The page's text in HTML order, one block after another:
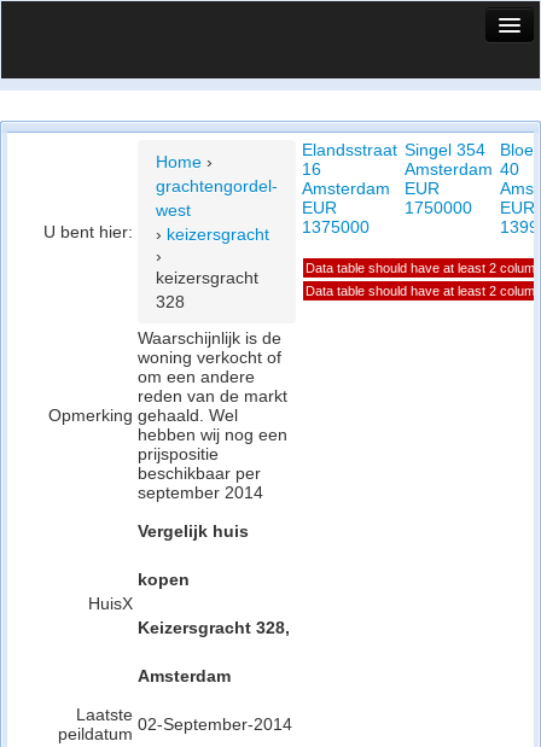
Vergelijk prijsposities - wijk
U bent hier:
Home ›
grachtengordel-
west
› keizersgracht
›
keizersgracht
328
Opmerking
Waarschijnlijk is de
woning verkocht of
om een andere
reden van de markt
gehaald. Wel
hebben wij nog een
prijspositie
beschikbaar per
september 2014
HuisX
Vergelijk huis
kopen
Keizersgracht 328,
Amsterdam
Laatste
peildatum 02-September-2014
Elandsstraat
16
Amsterdam
EUR
1375000
Singel 354
Amsterdam
EUR
1750000
40
EUR
Data table should have at least 2
Data table should have at least 2